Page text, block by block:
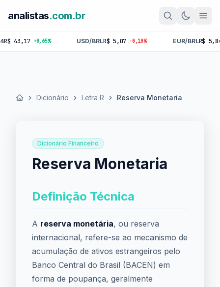
analistas.com.br
+0,65% USD/BRLR$ 5,07 -0,10% EUR/BRLR$ 5,84 -
Início Dicionário Letra R Reserva Monetaria
Dicionário Financeiro
Reserva Monetaria
Definição Técnica
A reserva monetária, ou reserva
internacional, refere-se ao mecanismo de
acumulação de ativos estrangeiros pelo
Banco Central do Brasil (BACEN) em
forma de poupança, geralmente